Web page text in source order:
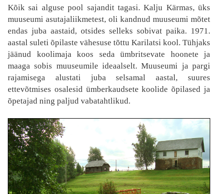
Kõik sai alguse pool sajandit tagasi. Kalju Kärmas, üks
muuseumi asutajaliikmetest, oli kandnud muuseumi mõtet
endas juba aastaid, otsides selleks sobivat paika. 1971.
aastal suleti õpilaste vähesuse tõttu Karilatsi kool. Tühjaks
jäänud koolimaja koos seda ümbritsevate hoonete ja
maaga sobis muuseumile ideaalselt. Muuseumi ja pargi
rajamisega alustati juba selsamal aastal, suures
ettevõtmises osalesid ümberkaudsete koolide õpilased ja
õpetajad ning paljud vabatahtlikud.